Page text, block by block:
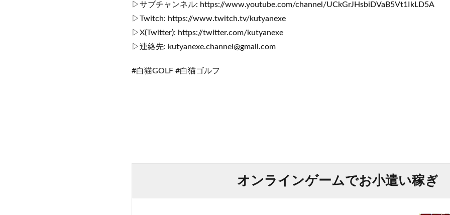
▷サブチャンネル: https://www.youtube.com/channel/UCkGrJHsbiDVaB5Vt1IkLD5A
▷Twitch: https://www.twitch.tv/kutyanexe
▷X(Twitter): https://twitter.com/kutyanexe
▷連絡先: kutyanexe.channel@gmail.com
#白猫GOLF #白猫ゴルフ
オンラインゲームでお小遣い稼ぎ